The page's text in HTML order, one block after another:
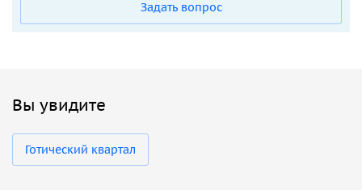
Задать вопрос
Вы увидите
Готический квартал